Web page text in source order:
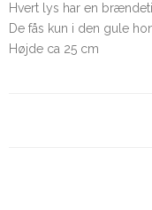
Hvert lys har en
De fås kun i den gule
Højde ca 25 cm